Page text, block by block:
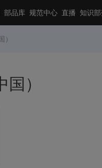
部品库 规范中心 直播 知识
）
）